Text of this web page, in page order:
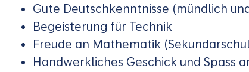
Gute Deutschkenntnisse (mündlich
Begeisterung für Technik
Freude an Mathematik
Handwerkliches Geschick und Spass